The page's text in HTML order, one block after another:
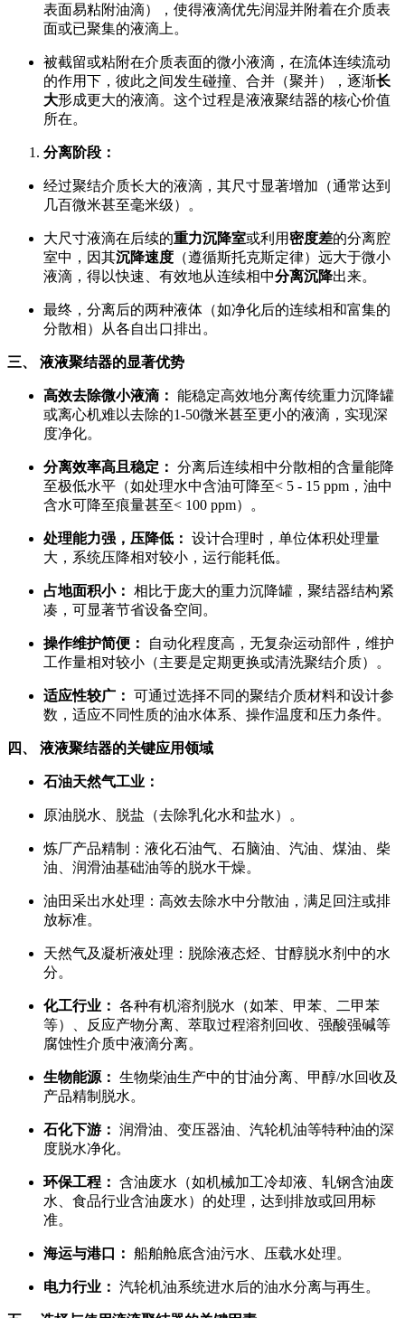
表面易粘附油滴），使得液滴优先润湿并附着在介质表
面或已聚集的液滴上。
被截留或粘附在介质表面的微小液滴，在流体连续流动
的作用下，彼此之间发生碰撞、合并（聚并），逐渐长
大形成更大的液滴。这个过程是液液聚结器的核心价值
所在。
分离阶段：
经过聚结介质长大的液滴，其尺寸显著增加（通常达到
几百微米甚至毫米级）。
大尺寸液滴在后续的重力沉降室或利用密度差的分离腔
室中，因其沉降速度 （遵循斯托克斯定律）远大于微小
液滴，得以快速、有效地从连续相中分离沉降出来。
最终，分离后的两种液体（如净化后的连续相和富集的
分散相）从各自出口排出。
三、 液液聚结器的显著优势
高效去除微小液滴： 能稳定高效地分离传统重力沉降罐
或离心机难以去除的1-50微米甚至更小的液滴，实现深
度净化。
分离效率高且稳定： 分离后连续相中分散相的含量能降
至极低水平（如处理水中含油可降至< 5 - 15 ppm，油中
含水可降至痕量甚至< 100 ppm）。
处理能力强，压降低： 设计合理时，单位体积处理量
大，系统压降相对较小，运行能耗低。
占地面积小： 相比于庞大的重力沉降罐，聚结器结构紧
凑，可显著节省设备空间。
操作维护简便：
自动化程度高，无复杂运动部件，维护
工作量相对较小（主要是定期更换或清洗聚结介质）。
适应性较广： 可通过选择不同的聚结介质材料和设计参
数，适应不同性质的油水体系、操作温度和压力条件。
四、 液液聚结器的关键应用领域
石油天然气工业：
原油脱水、脱盐（去除乳化水和盐水）。
炼厂产品精制：液化石油气、石脑油、汽油、煤油、柴
油、润滑油基础油等的脱水干燥。
油田采出水处理：高效去除水中分散油，满足回注或排
放标准。
天然气及凝析液处理：脱除液态烃、甘醇脱水剂中的水
分。
化工行业： 各种有机溶剂脱水（如苯、甲苯、二甲苯
等）、反应产物分离、萃取过程溶剂回收、强酸强碱等
腐蚀性介质中液滴分离。
生物能源： 生物柴油生产中的甘油分离、甲醇/水回收及
产品精制脱水。
石化下游： 润滑油、变压器油、汽轮机油等特种油的深
度脱水净化。
环保工程： 含油废水（如机械加工冷却液、轧钢含油废
水、食品行业含油废水）的处理，达到排放或回用标
准。
海运与港口： 船舶舱底含油污水、压载水处理。
电力行业： 汽轮机油系统进水后的油水分离与再生。